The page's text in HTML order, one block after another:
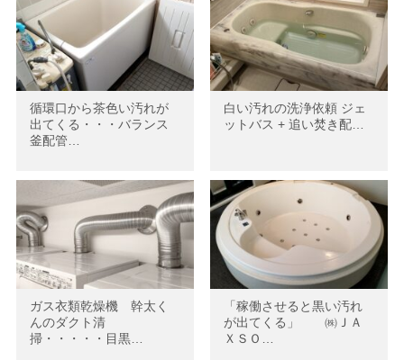
循環口から茶色い汚れが
出てくる・・・バランス
釜配管…
白い汚れの洗浄依頼 ジェ
ットバス + 追い焚き配…
ガス衣類乾燥機 幹太く
んのダクト清
掃・・・・・目黒…
「稼働させると黒い汚れ
が出てくる」 ㈱ＪＡ
ＸＳＯ…